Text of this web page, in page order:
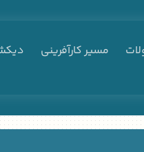
مسیر کارآفرینی